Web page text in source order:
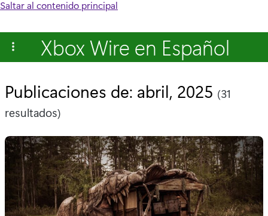
Saltar al contenido principal
Xbox Wire en Español
Publicaciones de: abril, 2025 (31
resultados)